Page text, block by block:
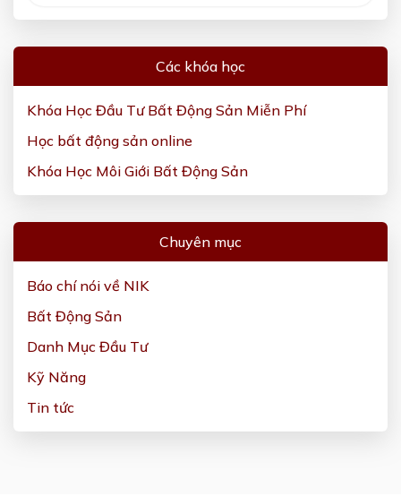
Các khóa học
Khóa Học Đầu Tư Bất Động Sản Miễn Phí
Học bất động sản online
Khóa Học Môi Giới Bất Động Sản
Chuyên mục
Báo chí nói về NIK
Bất Động Sản
Danh Mục Đầu Tư
Kỹ Năng
Tin tức